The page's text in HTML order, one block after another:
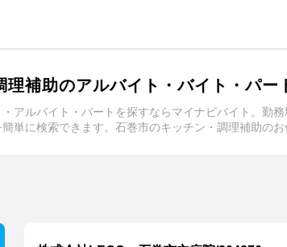
補助のアルバイト・バイト・パー
アルバイト・パートを探すならマイナビバイト。勤
単に検索できます。石巻市のキッチン・調理補助の